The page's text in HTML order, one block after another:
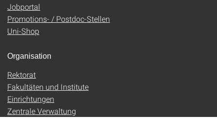
Jobportal
Promotions- / Postdoc-Stellen
Uni-Shop
Organisation
Rektorat
Fakultäten und Institute
Einrichtungen
Zentrale Verwaltung